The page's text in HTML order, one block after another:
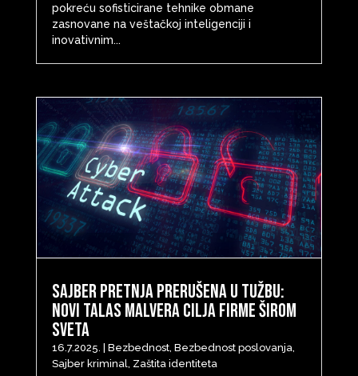
pokreću sofisticirane tehnike obmane
zasnovane na veštačkoj inteligenciji i
inovativnim...
Sajber pretnja prerušena u tužbu:
Novi talas malvera cilja firme širom
sveta
16.7.2025. Bezbednost, Bezbednost poslovanja,
Sajber kriminal, Zaštita identiteta